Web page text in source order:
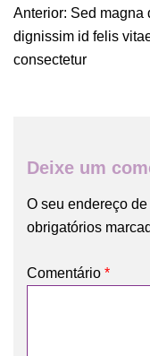
Navegação
de
artigos
Anterior: Sed magna
dignissim id felis
consectetur
Deixe um
O seu endereço
obrigatórios
Comentário *